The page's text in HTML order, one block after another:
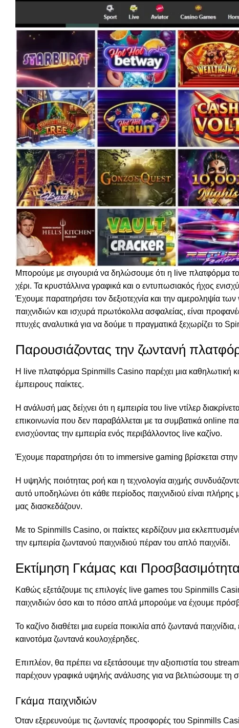
Μπορούμε με σιγουριά να δηλώσουμε ότι η live πλατφόρμα
χέρι. Τα κρυστάλλινα γραφικά και ο εντυπωσιακός ήχος
Έχουμε παρατηρήσει τον δεξιοτεχνία και την αμεροληψία
παιχνιδιών και ισχυρά πρωτόκολλα ασφαλείας, είναι
πτυχές αναλυτικά για να δούμε τι πραγματικά ξεχωρίζει το
Παρουσιάζοντας την ζωντανή
Η live πλατφόρμα Spinmills Casino παρέχει μια καθηλωτική
έμπειρους παίκτες.
Η ανάλυσή μας δείχνει ότι η εμπειρία του live ντίλερ
επικοινωνία που δεν παραβάλλεται με τα συμβατικά online
ενισχύοντας την εμπειρία ενός περιβάλλοντος live καζίνο.
Έχουμε παρατηρήσει ότι το immersive gaming βρίσκεται
Η υψηλής ποιότητας ροή και η τεχνολογία αιχμής
αυτό υποδηλώνει ότι κάθε περίοδος παιχνιδιού είναι
μας διασκεδάζουν.
Με το Spinmills Casino, οι παίκτες κερδίζουν μια
την εμπειρία ζωντανού παιχνιδιού πέραν του απλό παιχνίδι.
Εκτίμηση Γκάμας και
Καθώς εξετάζουμε τις επιλογές live games του Spinmills
παιχνιδιών όσο και το πόσο απλά μπορούμε να έχουμε
Το καζίνο διαθέτει μια ευρεία ποικιλία από ζωντανά
καινοτόμα ζωντανά κουλοχέρηδες.
Επιπλέον, θα πρέπει να εξετάσουμε την αξιοπιστία του
παρέχουν γραφικά υψηλής ανάλυσης για να βελτιώσουμε τη
Γκάμα παιχνιδιών
Όταν εξερευνούμε τις ζωντανές προσφορές του Spinmills